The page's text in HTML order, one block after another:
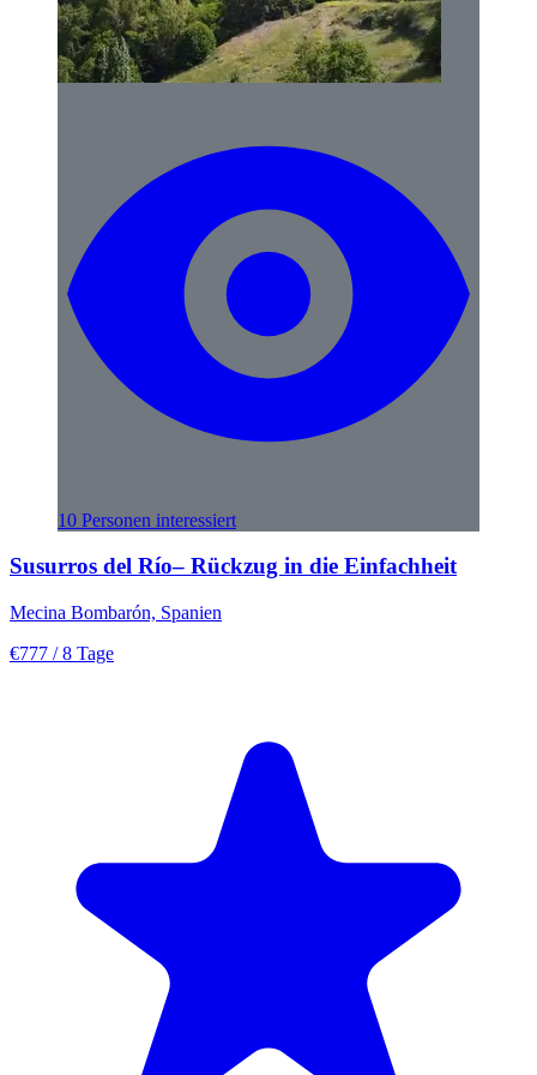
10 Personen interessiert
Susurros del Río– Rückzug in die Einfachheit
Mecina Bombarón, Spanien
€777 / 8 Tage